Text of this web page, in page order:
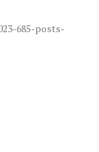
685-posts-